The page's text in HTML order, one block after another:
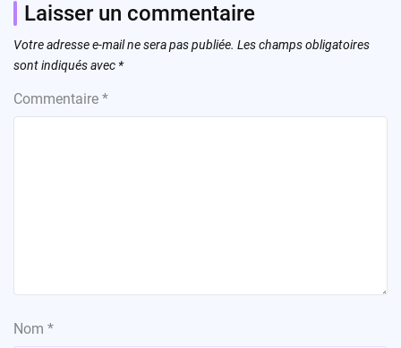
Laisser un commentaire
Votre adresse e-mail ne sera pas publiée. Les champs obligatoires
sont indiqués avec *
Commentaire *
Nom *